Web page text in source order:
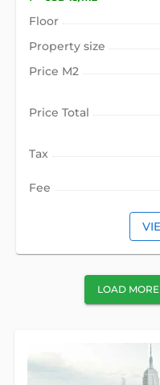
Floor
Property size
Price M2
Price Total
Tax
Fee
LOAD MORE